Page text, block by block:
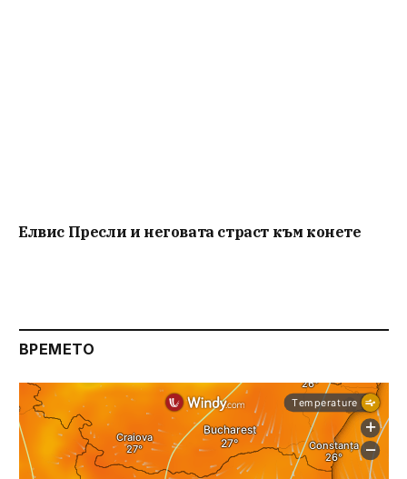
Елвис Пресли и неговата страст към конете
ВРЕМЕТО